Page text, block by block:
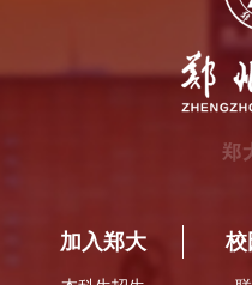
加入郑大 校